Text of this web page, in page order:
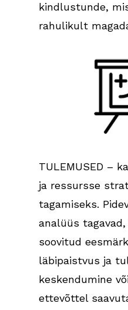
kindlustunde,
rahulikult
TULEMUSED –
ja ressursse
tagamiseks.
analüüs
soovitud
läbipaistvus ja
keskendumine
ettevõttel